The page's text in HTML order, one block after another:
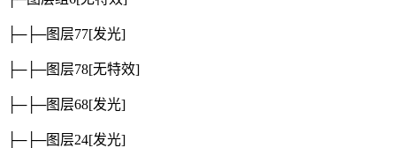
├─├─图层77[发光]
├─├─图层78[无特效]
├─├─图层68[发光]
├─├─图层24[发光]